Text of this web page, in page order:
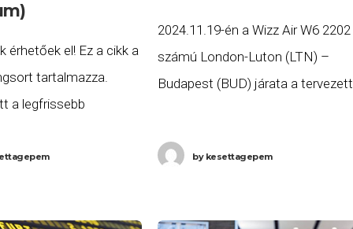
érhetőek el! Ez a cikk a
tartalmazza.
a legfrissebb
repülőterei 2025-
2024.11.19-én a Wizz Air W6 2202
számú London-Luton (LTN) –
Budapest (BUD) járata a tervezett
Budapestre. Ha Ön a gépen
bykesettagepem